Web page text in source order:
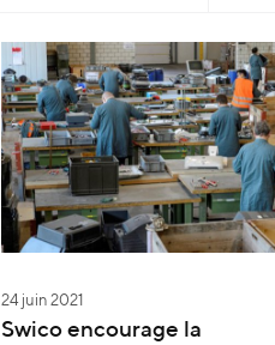
24 juin 2021
Swico encourage la